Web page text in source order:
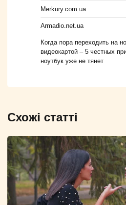
Merkury.com.ua
Armadio.net.ua
Когда пора переходить на
видеокартой – 5 честных
ноутбук уже не тянет
Схожі статті